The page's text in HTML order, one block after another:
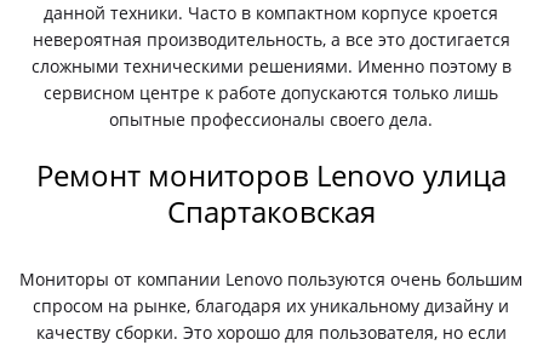
данной техники. Часто в компактном корпусе кроется
невероятная производительность, а все это достигается
сложными техническими решениями. Именно поэтому в
сервисном центре к работе допускаются только лишь
опытные профессионалы своего дела.
Ремонт мониторов Lenovo улица
Спартаковская
Мониторы от компании Lenovo пользуются очень большим
спросом на рынке, благодаря их уникальному дизайну и
качеству сборки. Это хорошо для пользователя, но если